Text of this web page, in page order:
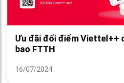
Ưu đãi đổi điểm Viettel++
bao FTTH
16/07/2024